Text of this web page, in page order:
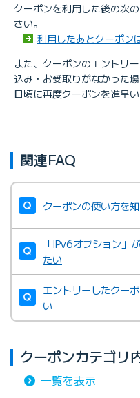
クーポンを利用した後の次
さい。
利用したあとクーポン
また、クーポンのエントリ
込み・お受取りがなかった
日頃に再度クーポンを進呈い
関連FAQ
クーポンの使い方を
「IPv6オプション」
たい
エントリーしたクー
い
クーポンカテゴリ
一覧を表示